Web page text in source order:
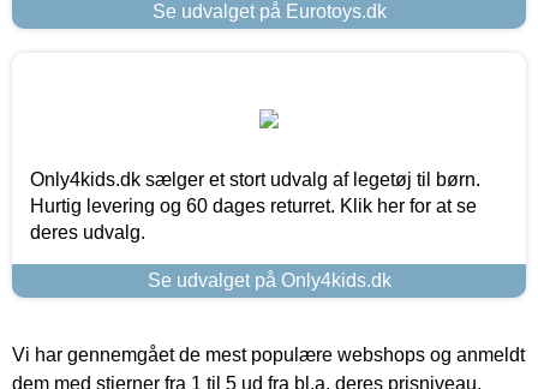
Se udvalget på Eurotoys.dk
Only4kids.dk sælger et stort udvalg af legetøj til børn.
Hurtig levering og 60 dages returret. Klik her for at se
deres udvalg.
Se udvalget på Only4kids.dk
Vi har gennemgået de mest populære webshops og anmeldt
dem med stjerner fra 1 til 5 ud fra bl.a. deres prisniveau,